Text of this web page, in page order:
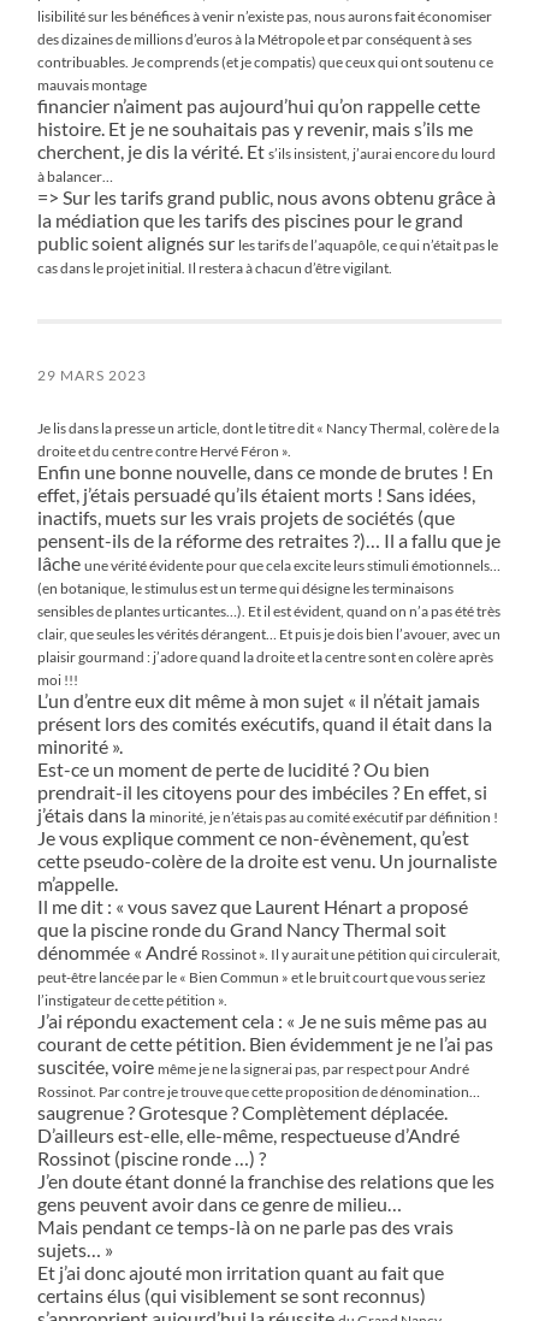
lisibilité sur les bénéfices à venir n’existe pas, nous aurons fait économiser
des dizaines de millionsd’euros à la Métropole et par conséquent à ses
contribuables. Je comprends (et je compatis) que ceux qui ont soutenu ce
mauvais montage
financier n’aiment pas aujourd’hui qu’on rappelle cette
histoire. Et je ne souhaitais pas y revenir, mais s’ils me
cherchent, je dis la vérité. Ets’ils insistent, j’aurai encore du lourd
à balancer…
=> Sur les tarifs grand public, nous avons obtenu grâce à
la médiation que les tarifs des piscines pour le grand
public soient alignés sur les tarifs de l’aquapôle, ce qui n’était pas le
cas dans le projet initial. Il restera à chacun d’être vigilant.
29 MARS 2023
Je lis dans la presse un article, dont le titre dit « Nancy Thermal, colère de la
droite et du centre contre Hervé Féron ».
Enfin une bonne nouvelle, dans ce monde de brutes ! En
effet, j’étais persuadé qu’ils étaient morts ! Sans idées,
inactifs, muets sur les vrais projets de sociétés (que
pensent-ils de la réforme des retraites ?)… Il a fallu que je
lâcheune vérité évidente pour que cela excite leurs stimuli émotionnels…
(en botanique, le stimulus est un terme quidésigne les terminaisons
sensibles de plantes urticantes…). Et il est évident, quand on n’a pas été très
clair, que seules les vérités dérangent… Et puis je dois bien l’avouer, avec un
plaisir gourmand : j’adore quand la droite et la centre sonten colère après
moi !!!
L’un d’entre eux dit même à mon sujet « il n’était jamais
présent lors des comités exécutifs, quand il était dans la
minorité ».
Est-ce un moment de perte de lucidité ? Ou bien
prendrait-il les citoyens pour des imbéciles ? En effet, si
j’étais dans laminorité, je n’étais pas au comité exécutif par définition !
Je vous explique comment ce non-évènement, qu’est
cette pseudo-colère de la droite est venu. Un journaliste
m’appelle.
Il me dit : « vous savez que Laurent Hénart a proposé
que la piscine ronde du Grand Nancy Thermal soit
dénommée « André Rossinot ». Il y aurait une pétition qui circulerait,
peut-être lancée par le « Bien Commun » et le bruit court que vous seriez
l’instigateurde cette pétition ».
J’ai répondu exactement cela : « Je ne suis même pas au
courant de cette pétition. Bien évidemment je ne l’ai pas
suscitée, voiremême je ne la signerai pas, par respect pour André
Rossinot. Par contre je trouve que cette proposition de dénomination…
saugrenue ? Grotesque ? Complètement déplacée.
D’ailleurs est-elle, elle-même, respectueuse d’André
Rossinot (piscine ronde …) ?
J’en doute étant donné la franchise des relations que les
gens peuvent avoir dans ce genre de milieu…
Mais pendant ce temps-là on ne parle pas des vrais
sujets… »
Et j’ai donc ajouté mon irritation quant au fait que
certains élus (qui visiblement se sont reconnus)